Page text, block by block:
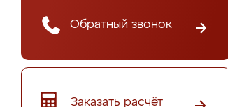
Обратный звонок
Заказать расчёт